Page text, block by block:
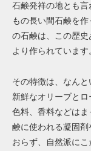
石鹸発祥の地とも
もの長い間石鹸を
の石鹸は、この歴
より作られています
その特徴は、なん
新鮮なオリーブと
色料、香料などは
鹸に使われる凝固
おらず、自然派に